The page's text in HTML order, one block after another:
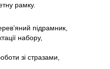
рамку.
підрамник,
набору,
зі стразами,